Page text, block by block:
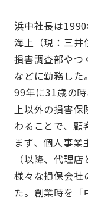
浜中社長は
海上（現：三井
損害調査部やつ
などに勤務した。
99年に31歳の
上以外の損害
わることで、顧
まず、個人事
（以降、代理
様々な損保会社
た。創業時を